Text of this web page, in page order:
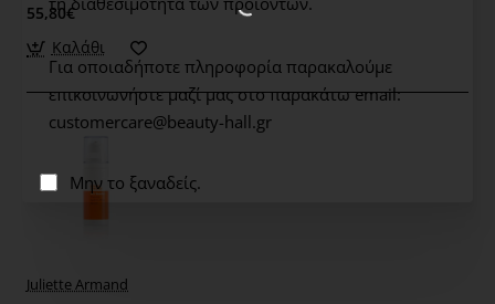
Για οποιαδήποτε πληροφορία παρακαλούμε
επικοινωνήστε μαζί μας στο παρακάτω email:
customercare@beauty-hall.gr
Μην το ξαναδείς.
55,80€
Καλάθι
Juliette Armand